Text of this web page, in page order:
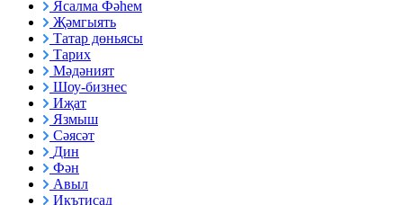
Ясалма Фәһем
Җәмгыять
Татар дөньясы
Тарих
Мәдәният
Шоу-бизнес
Иҗат
Язмыш
Сәясәт
Дин
Фән
Авыл
Икътисад